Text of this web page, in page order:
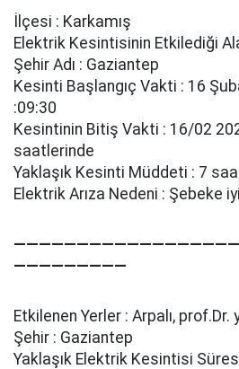
İlçesi : Karkamış
Elektrik Kesintisinin Etkilediği
Şehir Adı : Gaziantep
Kesinti Başlangıç Vakti : 16
:09:30
Kesintinin Bitiş Vakti : 16/02
saatlerinde
Yaklaşık Kesinti Müddeti : 7
Elektrik Arıza Nedeni : Şebeke
—————————
Etkilenen Yerler : Arpalı,
Şehir : Gaziantep
Yaklaşık Elektrik Kesintisi